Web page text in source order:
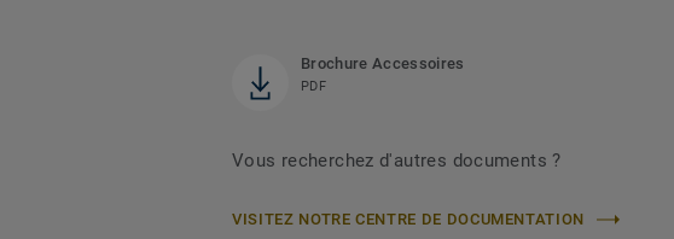
Brochure Accessoires
PDF
Vous recherchez d'autres documents ?
VISITEZ NOTRE CENTRE DE DOCUMENTATION